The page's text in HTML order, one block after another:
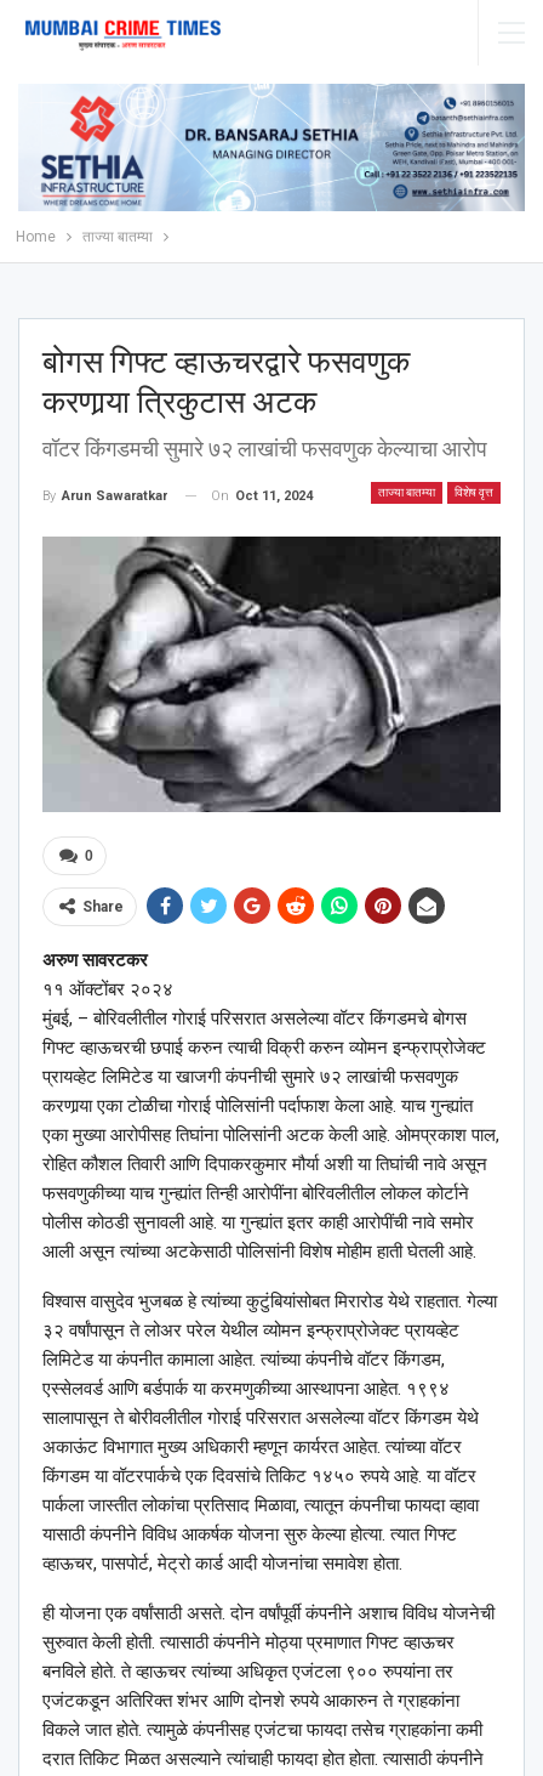
Home ताज्या बातम्या
बोगस गिफ्ट व्हाऊचरद्वारे फसवणुक
करणार्‍या त्रिकुटास अटक
वॉटर किंगडमची सुमारे ७२ लाखांची फसवणुक केल्याचा आरोप
ताज्या बातम्या विशेष वृत्त
By Arun Sawaratkar On Oct 11, 2024
0
Share
अरुण सावरटकर
११ ऑक्टोंबर २०२४
मुंबई, – बोरिवलीतील गोराई परिसरात असलेल्या वॉटर किंगडमचे बोगस
गिफ्ट व्हाऊचरची छपाई करुन त्याची विक्री करुन व्योमन इन्फ्राप्रोजेक्ट
प्रायव्हेट लिमिटेड या खाजगी कंपनीची सुमारे ७२ लाखांची फसवणुक
करणार्‍या एका टोळीचा गोराई पोलिसांनी पर्दाफाश केला आहे. याच गुन्ह्यांत
एका मुख्या आरोपीसह तिघांना पोलिसांनी अटक केली आहे. ओमप्रकाश पाल,
रोहित कौशल तिवारी आणि दिपाकरकुमार मौर्या अशी या तिघांची नावे असून
फसवणुकीच्या याच गुन्ह्यांत तिन्ही आरोपींना बोरिवलीतील लोकल कोर्टाने
पोलीस कोठडी सुनावली आहे. या गुन्ह्यांत इतर काही आरोपींची नावे समोर
आली असून त्यांच्या अटकेसाठी पोलिसांनी विशेष मोहीम हाती घेतली आहे.
विश्‍वास वासुदेव भुजबळ हे त्यांच्या कुटुंबियांसोबत मिरारोड येथे राहतात. गेल्या
३२ वर्षांपासून ते लोअर परेल येथील व्योमन इन्फ्राप्रोजेक्ट प्रायव्हेट
लिमिटेड या कंपनीत कामाला आहेत. त्यांच्या कंपनीचे वॉटर किंगडम,
एस्सेलवर्ड आणि बर्डपार्क या करमणुकीच्या आस्थापना आहेत. १९९४
सालापासून ते बोरीवलीतील गोराई परिसरात असलेल्या वॉटर किंगडम येथे
अकाऊंट विभागात मुख्य अधिकारी म्हणून कार्यरत आहेत. त्यांच्या वॉटर
किंगडम या वॉटरपार्कचे एक दिवसांचे तिकिट १४५० रुपये आहे. या वॉटर
पार्कला जास्तीत लोकांचा प्रतिसाद मिळावा, त्यातून कंपनीचा फायदा व्हावा
यासाठी कंपनीने विविध आकर्षक योजना सुरु केल्या होत्या. त्यात गिफ्ट
व्हाऊचर, पासपोर्ट, मेट्रो कार्ड आदी योजनांचा समावेश होता.
ही योजना एक वर्षांसाठी असते. दोन वर्षांपूर्वी कंपनीने अशाच विविध योजनेची
सुरुवात केली होती. त्यासाठी कंपनीने मोठ्या प्रमाणात गिफ्ट व्हाऊचर
बनविले होते. ते व्हाऊचर त्यांच्या अधिकृत एजंटला ९०० रुपयांना तर
एजंटकडून अतिरिक्त शंभर आणि दोनशे रुपये आकारुन ते ग्राहकांना
विकले जात होते. त्यामुळे कंपनीसह एजंटचा फायदा तसेच ग्राहकांना कमी
दरात तिकिट मिळत असल्याने त्यांचाही फायदा होत होता. त्यासाठी कंपनीने